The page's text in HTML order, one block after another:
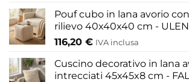
Pouf cubo in lana avorio
rilievo 40x40x40 cm -
116,20 € IVA inclusa
Cuscino decorativo in lana
intrecciati 45x45x8 cm -